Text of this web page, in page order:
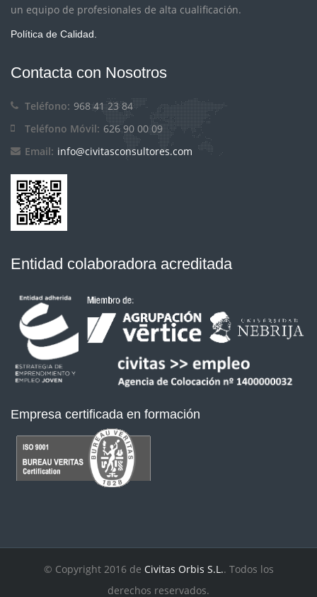
un equipo de profesionales de alta cualificación.
Política de Calidad.
Contacta con Nosotros
Teléfono: 968 41 23 84
Teléfono Móvil: 626 90 00 09
Email: info@civitasconsultores.com
Entidad colaboradora acreditada
Empresa certificada en formación
© Copyright 2016 de Civitas Orbis S.L.. Todos los
derechos reservados.